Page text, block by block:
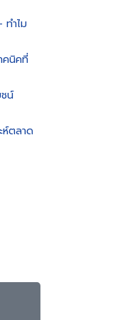
ทำไม
คนิคที่
ชน์
ห์ตลาด